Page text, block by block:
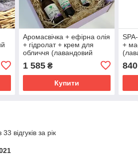
Аромасвічка + ефірна олія
+ гідролат + крем для
обличчя (лавандовий
1 585₴
Купити
+
840
відгуків за рік